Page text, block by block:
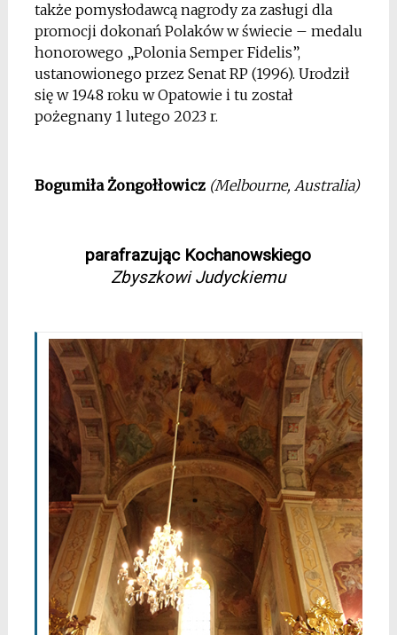
także pomysłodawcą nagrody za zasługi dla
promocji dokonań Polaków w świecie – medalu
honorowego „Polonia Semper Fidelis”,
ustanowionego przez Senat RP (1996). Urodził
się w 1948 roku w Opatowie i tu został
pożegnany 1 lutego 2023 r.
Bogumiła Żongołłowicz (Melbourne, Australia)
parafrazując Kochanowskiego
Zbyszkowi Judyckiemu